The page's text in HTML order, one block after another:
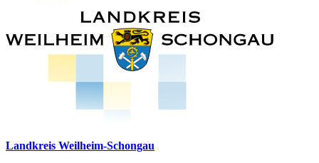
Landkreis Weilheim-Schongau